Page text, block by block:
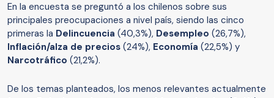
En la encuesta se preguntó a los chilenos sobre sus
principales preocupaciones a nivel país, siendo las cinco
primeras la Delincuencia (40,3%), Desempleo (26,7%),
Inflación/alza de precios (24%), Economía (22,5%) y
Narcotráfico (21,2%).
De los temas planteados, los menos relevantes actualmente